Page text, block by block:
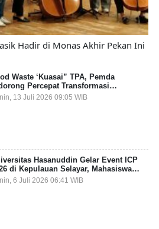
Hadir di Monas Akhir Pekan Ini
Waste ‘Kuasai” TPA, Pemda
Percepat Transformasi
Sampah Organik dari Sumber
13 Juli 2026 09:05 WIB
Hasanuddin Gelar Event ICP
di Kepulauan Selayar, Mahasiswa
27 Negara Jadi Partisipan
6 Juli 2026 06:41 WIB